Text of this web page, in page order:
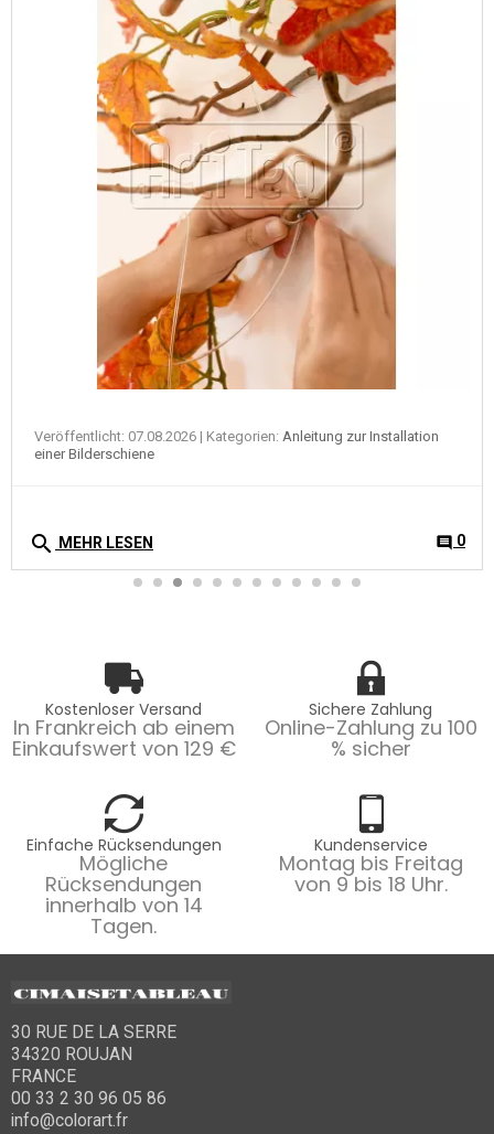
Veröffentlicht: 07.08.2026 | Kategorien: Anleitung zur Installation
einer Bilderschiene
search MEHR LESEN comment 0
Kostenloser Versand
In Frankreich ab einem
Einkaufswert von 129 €
Sichere Zahlung
Online-Zahlung zu 100
% sicher
Einfache Rücksendungen
Mögliche
Rücksendungen
innerhalb von 14
Tagen.
Kundenservice
Montag bis Freitag
von 9 bis 18 Uhr.
30 RUE DE LA SERRE
34320 ROUJAN
FRANCE
00 33 2 30 96 05 86
info@colorart.fr